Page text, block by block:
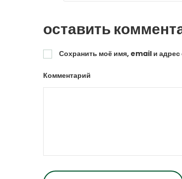
оставить
Сохранить моё имя, email и
Комментарий